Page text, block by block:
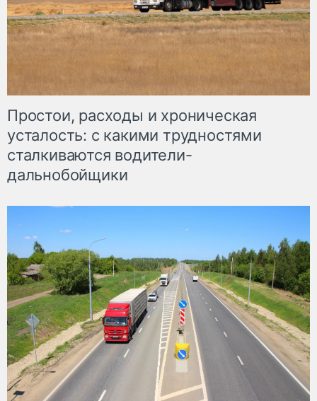
Простои, расходы и хроническая
усталость: с какими трудностями
сталкиваются водители-
дальнобойщики